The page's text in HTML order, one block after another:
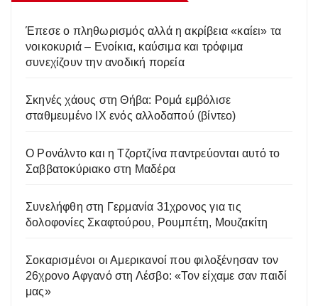
Έπεσε ο πληθωρισμός αλλά η ακρίβεια «καίει» τα
νοικοκυριά – Ενοίκια, καύσιμα και τρόφιμα
συνεχίζουν την ανοδική πορεία
Σκηνές χάους στη Θήβα: Ρομά εμβόλισε
σταθμευμένο ΙΧ ενός αλλοδαπού (βίντεο)
Ο Ρονάλντο και η Τζορτζίνα παντρεύονται αυτό το
Σαββατοκύριακο στη Μαδέρα
Συνελήφθη στη Γερμανία 31χρονος για τις
δολοφονίες Σκαφτούρου, Ρουμπέτη, Μουζακίτη
Σοκαρισμένοι οι Αμερικανοί που φιλοξένησαν τον
26χρονο Αφγανό στη Λέσβο: «Τον είχαμε σαν παιδί
μας»